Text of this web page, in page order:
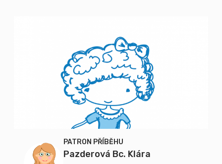
PATRON PŘÍBĚHU
Pazderová Bc. Klára